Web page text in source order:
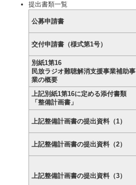
提出書類一覧
公募申請書
交付申請書（様式第1号）
別紙1第16
民放ラジオ難聴解消支援事業補助事
業の概要
上記別紙1第16に定める添付書類
「整備計画書」
上記整備計画書の提出資料（1）
上記整備計画書の提出資料（2）
上記整備計画書の提出資料（3）